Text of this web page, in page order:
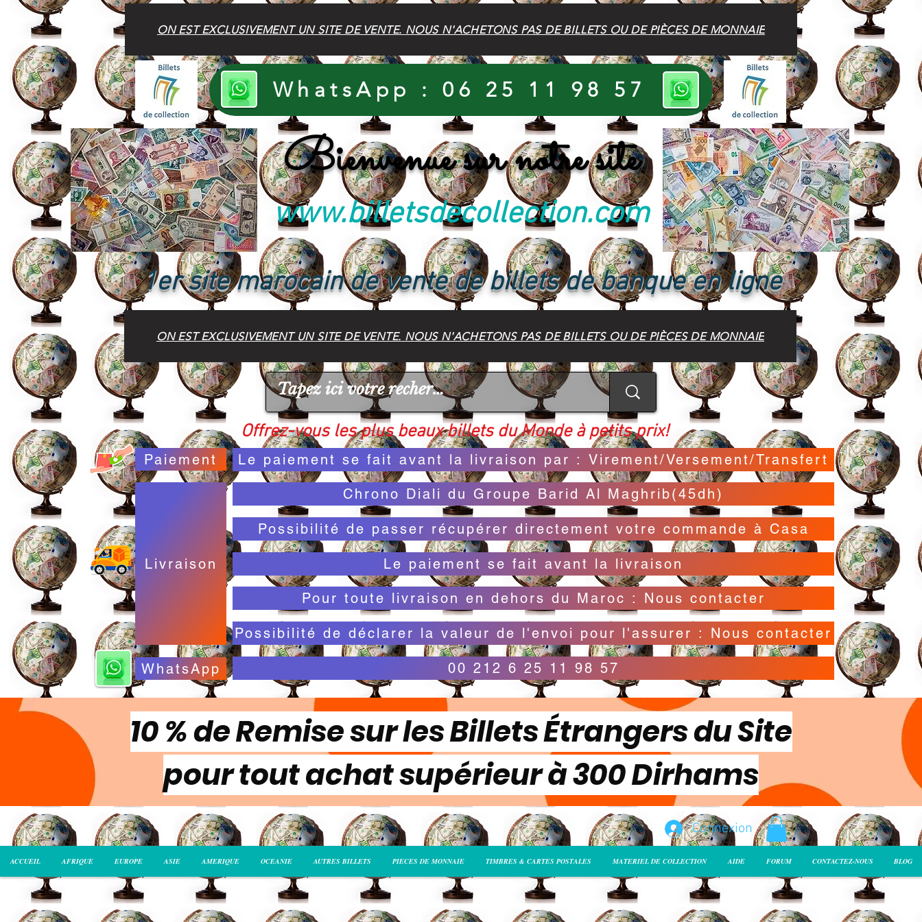
ON EST EXCLUSIVEMENT UN SITE DE VENTE. NOUS N'ACHETONS PAS DE BILLETS OU DE PIÈCES DE MONNAIE
WhatsApp : 06 25 11 98 57
Bienvenue sur notre site
www.billetsdecollection.com
1er site marocain de vente de billets de banque en ligne
ON EST EXCLUSIVEMENT UN SITE DE VENTE. NOUS N'ACHETONS PAS DE BILLETS OU DE PIÈCES DE MONNAIE
Offrez-vous les plus beaux billets du Monde à petits prix!
Paiement Le paiement se fait avant la livraison par : Virement/Versement/Transfert
Livraison
Chrono Diali du Groupe Barid Al Maghrib(45dh)
Possibilité de passer récupérer directement votre commande à Casa
Le paiement se fait avant la livraison
Pour toute livraison en dehors du Maroc : Nous contacter
Possibilité de déclarer la valeur de l'envoi pour l'assurer : Nous contacter
WhatsApp 00 212 6 25 11 98 57
10 % de Remise sur les Billets Étrangers du Site
pour tout achat supérieur à 300 Dirhams
Connexion
ACCUEIL AFRIQUE EUROPE ASIE AMERIQUE OCEANIE AUTRES BILLETS PIECES DE MONNAIE TIMBRES & CARTES POSTALES MATERIEL DE COLLECTION AIDE FORUM CONTACTEZ-NOUS BLOG